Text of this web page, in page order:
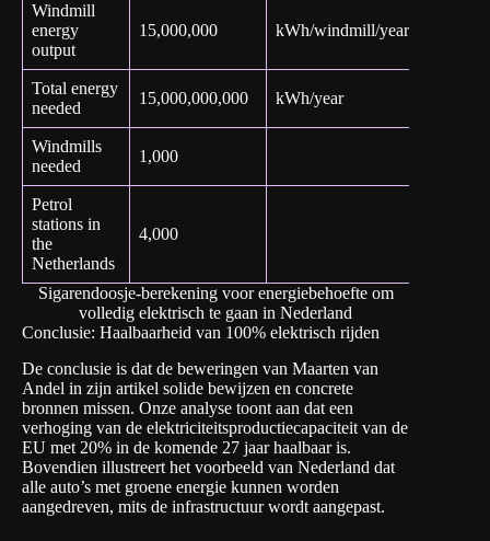
Windmill
energy
output
15,000,000 kWh/windmill/year
Total energy
needed
15,000,000,000 kWh/year
Windmills
needed
1,000
Petrol
stations in
the
Netherlands
4,000
Sigarendoosje-berekening voor energiebehoefte om
volledig elektrisch te gaan in Nederland
Conclusie: Haalbaarheid van 100% elektrisch rijden
De conclusie is dat de beweringen van Maarten van
Andel in zijn artikel solide bewijzen en concrete
bronnen missen. Onze analyse toont aan dat een
verhoging van de elektriciteitsproductiecapaciteit van de
EU met 20% in de komende 27 jaar haalbaar is.
Bovendien illustreert het voorbeeld van Nederland dat
alle auto’s met groene energie kunnen worden
aangedreven, mits de infrastructuur wordt aangepast.